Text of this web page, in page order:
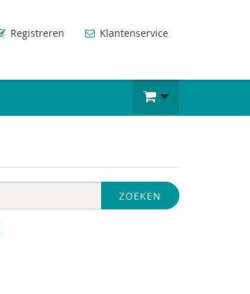
Registreren Klantenservice
ZOEKEN